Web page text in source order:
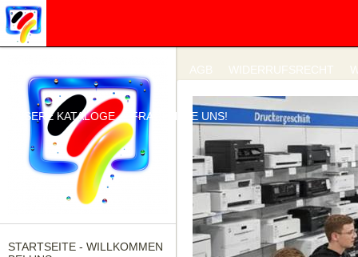
AGB WIDERRUFSRECHT
UNSERE KATALOGE FRAGEN SIE UNS!
STARTSEITE - WILLKOMMEN